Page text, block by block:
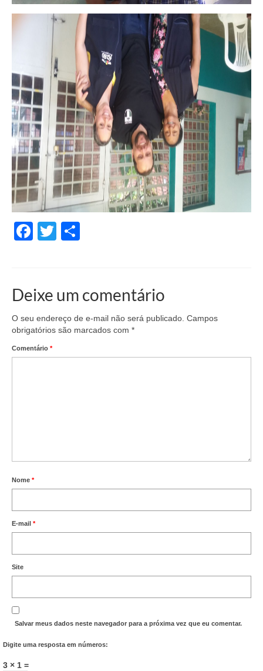
Facebook
Twitter
Deixe um comentário
O seu endereço de e-mail não será publicado. Campos
obrigatórios são marcados com *
Comentário *
Nome *
E-mail *
Site
Salvar meus dados neste navegador para a próxima vez que eu comentar.
Digite uma resposta em números:
3 × 1 =